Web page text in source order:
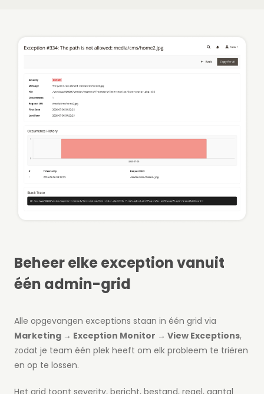
Beheer elke exception vanuit
één admin-grid
Alle opgevangen exceptions staan in één grid via
Marketing → Exception Monitor → View Exceptions,
zodat je team één plek heeft om elk probleem te triëren
en op te lossen.
Het grid toont severity, bericht, bestand, regel, aantal